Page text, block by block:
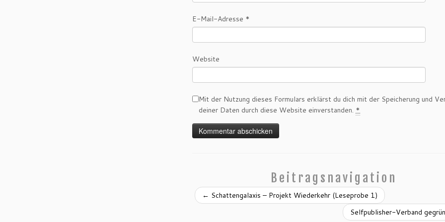
E-Mail-Adresse *
Website
Mit der Nutzung dieses Formulars erklärst du dich mit der Speicherung und
deiner Daten durch diese Website einverstanden. *
Beitragsnavigation
← Schattengalaxis – Projekt Wiederkehr (Leseprobe 1)
Selfpublisher-Verband